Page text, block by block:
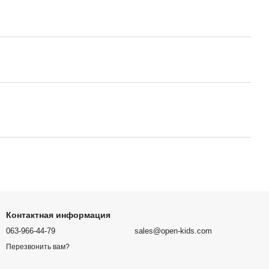
Контактная информация
063-966-44-79
Перезвонить вам?
sales@open-kids.com